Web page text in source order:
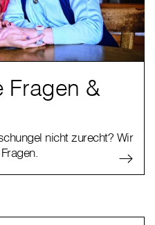
Fragen &
nicht zurecht? Wir